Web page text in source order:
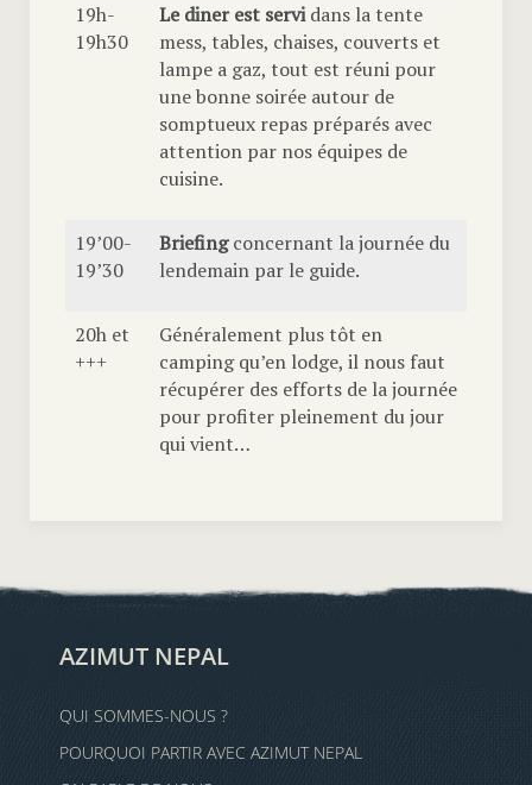
19h-
19h30
Le diner est servidans la tente
mess, tables, chaises, couverts et
lampe a gaz, tout est réuni pour
une bonne soirée autour de
somptueux repas préparés avec
attention par nos équipes de
cuisine.
19’00-
19’30
Briefingconcernant la journée du
lendemain par le guide.
20h et
+++
Généralement plus tôt en
camping qu’en lodge, il nous faut
récupérer des efforts de la journée
pour profiter pleinement du jour
qui vient…
AZIMUT NEPAL
QUI SOMMES-NOUS ?
POURQUOI PARTIR AVEC AZIMUT NEPAL